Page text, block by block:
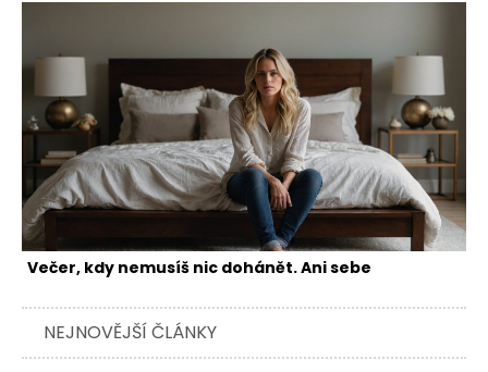
Večer, kdy nemusíš nic dohánět. Ani sebe
NEJNOVĚJŠÍ ČLÁNKY